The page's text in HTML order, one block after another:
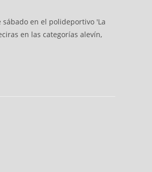
sábado en el polideportivo 'La
en las categorías alevín,